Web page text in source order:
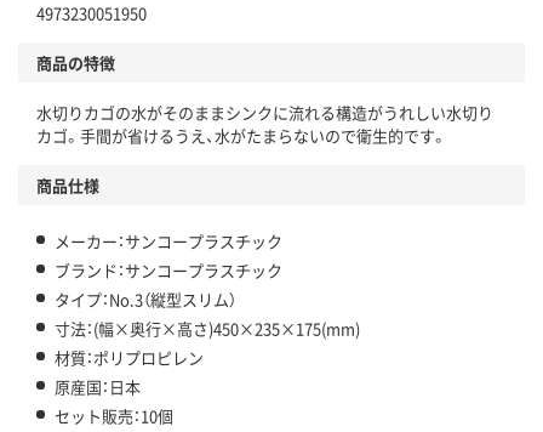
4973230051950
商品の特徴
水切りカゴの水がそのままシンクに流れる構造がうれしい水切り
カゴ。手間が省けるうえ、水がたまらないので衛生的です。
商品仕様
メーカー：サンコープラスチック
ブランド：サンコープラスチック
タイプ：No.3（縦型スリム）
寸法：(幅×奥行×高さ)450×235×175(mm)
材質：ポリプロピレン
原産国：日本
セット販売：10個